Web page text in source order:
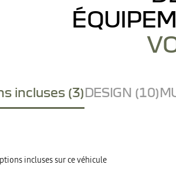
incluses (3)DESIGN (10)
incluses sur ce véhicule